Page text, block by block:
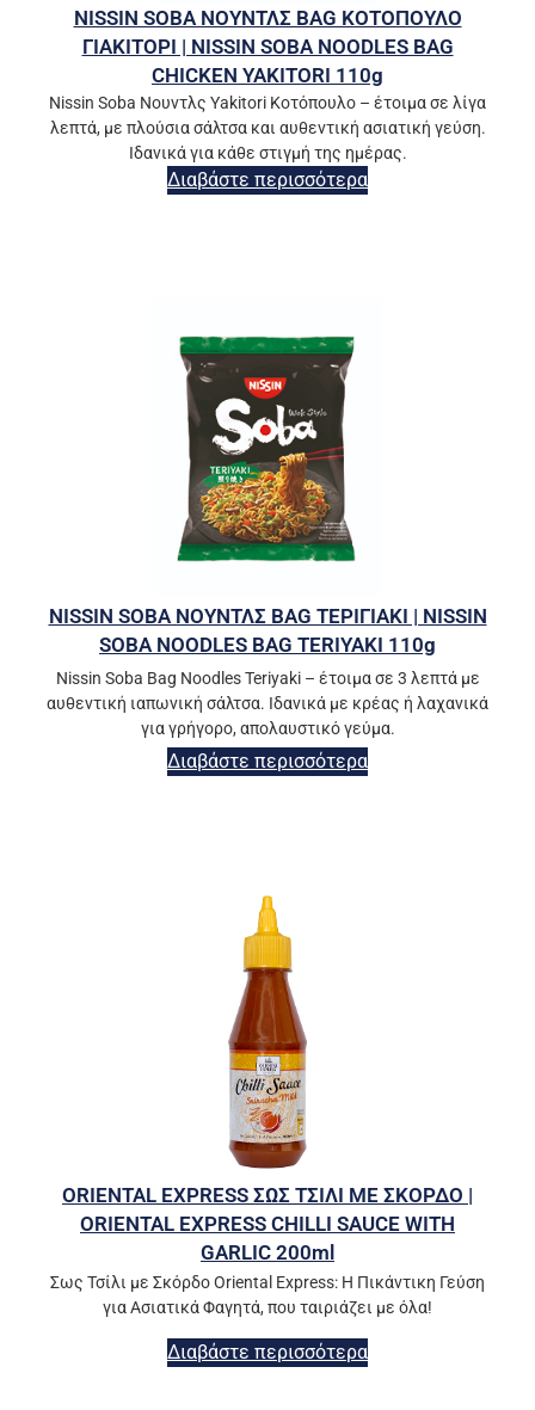
NISSIN SOBA ΝΟΥΝΤΛΣ BAG ΚΟΤΟΠΟΥΛΟ
ΓΙΑΚΙΤΟΡΙ | NISSIN SOBA NOODLES BAG
CHICKEN YAKITORI 110g
Nissin Soba Νουντλς Yakitori Κοτόπουλο – έτοιμα σε λίγα
λεπτά, με πλούσια σάλτσα και αυθεντική ασιατική γεύση.
Ιδανικά για κάθε στιγμή της ημέρας.
Διαβάστε περισσότερα
NISSIN SOBA ΝΟΥΝΤΛΣ BAG ΤΕΡΙΓΙΑΚΙ | NISSIN
SOBA NOODLES BAG TERIYAKI 110g
Nissin Soba Bag Noodles Teriyaki – έτοιμα σε 3 λεπτά με
αυθεντική ιαπωνική σάλτσα. Ιδανικά με κρέας ή λαχανικά
για γρήγορο, απολαυστικό γεύμα.
Διαβάστε περισσότερα
ORIENTAL EXPRESS ΣΩΣ ΤΣΙΛΙ ΜΕ ΣΚΟΡΔΟ |
ORIENTAL EXPRESS CHILLI SAUCE WITH
GARLIC 200ml
Σως Τσίλι με Σκόρδο Oriental Express: Η Πικάντικη Γεύση
για Ασιατικά Φαγητά, που ταιριάζει με όλα!
Διαβάστε περισσότερα